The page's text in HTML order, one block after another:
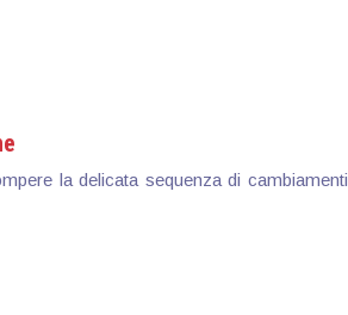
la delicata sequenza di cambiamenti